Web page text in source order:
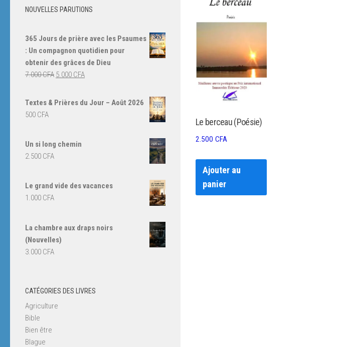
Le berceau (Poésie)
2.500 CFA
Ajouter au
panier
NOUVELLES PARUTIONS
365 Jours de prière avec les Psaumes
: Un compagnon quotidien pour
obtenir des grâces de Dieu
7.000CFA Le
initial
5.000 CFALe
actuel
Textes & Prières du Jour – Août 2026
500 CFA
Un si long chemin
2.500 CFA
Le grand vide des vacances
1.000 CFA
La chambre aux draps noirs
(Nouvelles)
3.000 CFA
CATÉGORIES DES LIVRES
Agriculture
Bible
Bien être
Blague